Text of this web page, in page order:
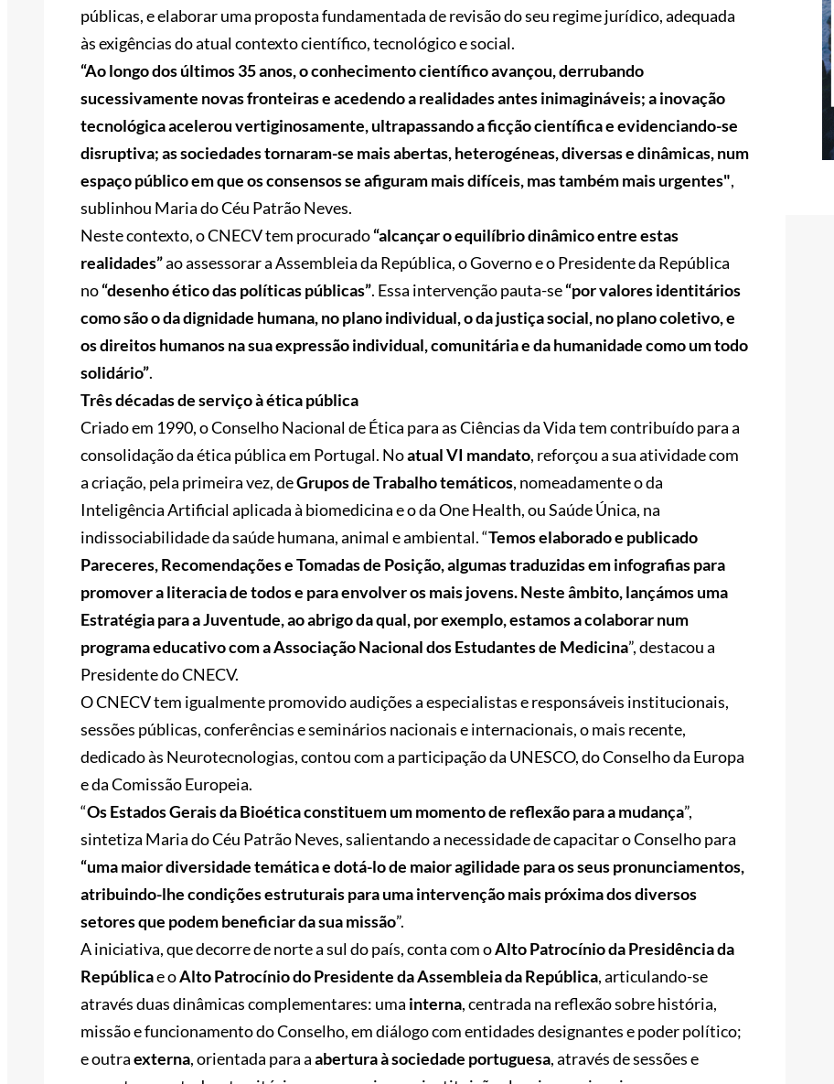
públicas, e elaborar uma proposta fundamentada de revisão do seu regime jurídico, adequada
às exigências do atual contexto científico, tecnológico e social.
“Ao longo dos últimos 35 anos, o conhecimento científico avançou, derrubando
sucessivamente novas fronteiras e acedendo a realidades antes inimagináveis; a inovação
tecnológica acelerou vertiginosamente, ultrapassando a ficção científica e evidenciando-se
disruptiva; as sociedades tornaram-se mais abertas, heterogéneas, diversas e dinâmicas, num
espaço público em que os consensos se afiguram mais difíceis, mas também mais urgentes",
sublinhou Maria do Céu Patrão Neves.
Neste contexto, o CNECV tem procurado“alcançar o equilíbrio dinâmico entre estas
realidades”ao assessorar a Assembleia da República, o Governo e o Presidente da República
no“desenho ético das políticas públicas”. Essa intervenção pauta-se“por valores identitários
como são o da dignidade humana, no plano individual, o da justiça social, no plano coletivo, e
os direitos humanos na sua expressão individual, comunitária e da humanidade como um todo
solidário”.
Três décadas de serviço à ética pública
Criado em 1990, o Conselho Nacional de Ética para as Ciências da Vida tem contribuído para a
consolidação da ética pública em Portugal. Noatual VI mandato, reforçou a sua atividade com
a criação, pela primeira vez, deGrupos de Trabalho temáticos, nomeadamente o da
Inteligência Artificial aplicada à biomedicina e o da One Health, ou Saúde Única, na
indissociabilidade da saúde humana, animal e ambiental. “Temos elaborado e publicado
Pareceres, Recomendações e Tomadas de Posição, algumas traduzidas em infografias para
promover a literacia de todos e para envolver os mais jovens. Neste âmbito, lançámos uma
Estratégia para a Juventude, ao abrigo da qual, por exemplo, estamos a colaborar num
programa educativo com a Associação Nacional dos Estudantes de Medicina”, destacou a
Presidente do CNECV.
O CNECV tem igualmente promovido audições a especialistas e responsáveis institucionais,
sessões públicas, conferências e seminários nacionais e internacionais, o mais recente,
dedicado às Neurotecnologias, contou com a participação da UNESCO, do Conselho da Europa
e da Comissão Europeia.
“Os Estados Gerais da Bioética constituem um momento de reflexão para a mudança”,
sintetiza Maria do Céu Patrão Neves, salientando a necessidade de capacitar o Conselho para
“uma maior diversidade temática e dotá-lo de maior agilidade para os seus pronunciamentos,
atribuindo-lhe condições estruturais para uma intervenção mais próxima dos diversos
setores que podem beneficiar da sua missão”.
A iniciativa, que decorre de norte a sul do país, conta com oAlto Patrocínio da Presidência da
Repúblicae oAlto Patrocínio do Presidente da Assembleia da República, articulando-se
através duas dinâmicas complementares: uma interna, centrada na reflexão sobre história,
missão e funcionamento do Conselho, em diálogo com entidades designantes e poder político;
e outraexterna, orientada para aabertura à sociedade portuguesa, através de sessões e